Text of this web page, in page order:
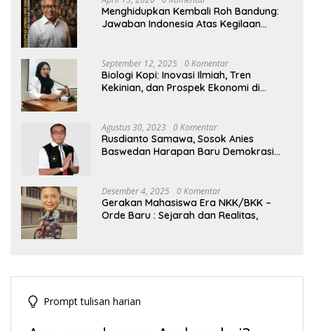
Menghidupkan Kembali Roh Bandung:
Jawaban Indonesia Atas Kegilaan
September 12, 2025 0 Komentar
Biologi Kopi: Inovasi Ilmiah, Tren
Kekinian, dan Prospek Ekonomi di
Agustus 30, 2023 0 Komentar
Rusdianto Samawa, Sosok Anies
Baswedan Harapan Baru Demokrasi
Desember 4, 2025 0 Komentar
Gerakan Mahasiswa Era NKK/BKK –
Orde Baru : Sejarah dan Realitas,
Prompt tulisan harian